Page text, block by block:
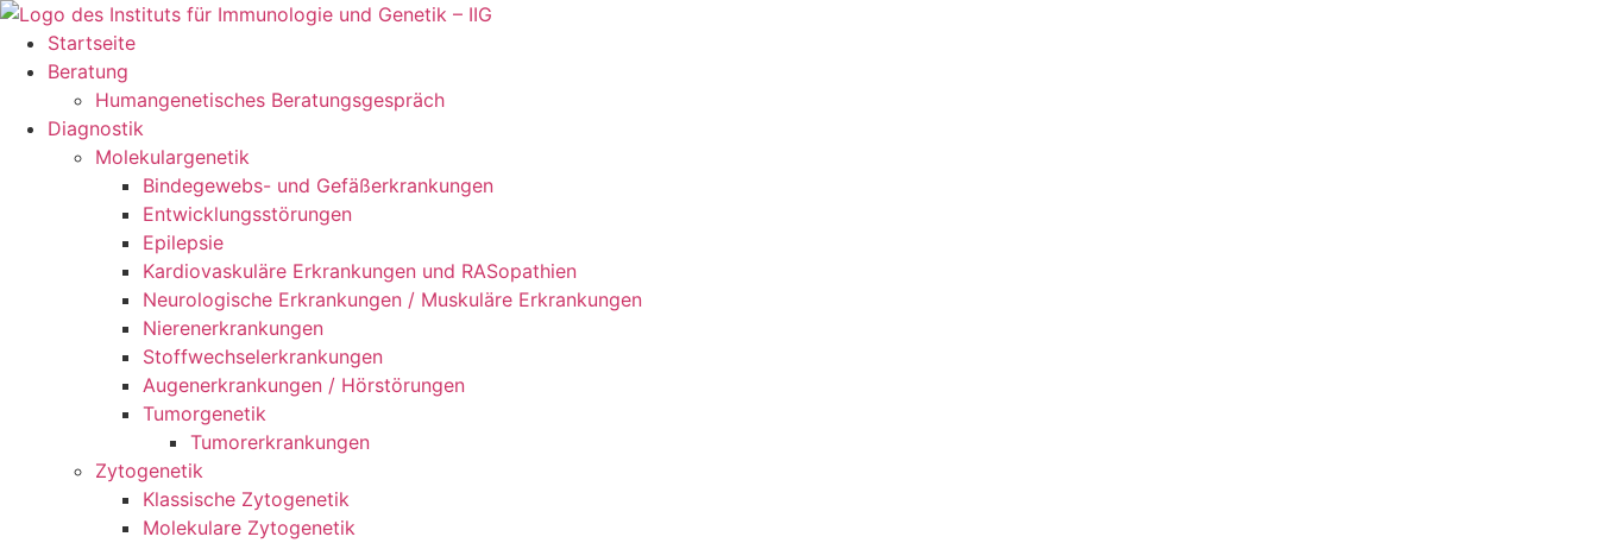
Zum
Inhalt
springen
Startseite
Beratung
Humangenetisches Beratungsgespräch
Diagnostik
Molekulargenetik
Bindegewebs- und Gefäßerkrankungen
Entwicklungsstörungen
Epilepsie
Kardiovaskuläre Erkrankungen und RASopathien
Neurologische Erkrankungen / Muskuläre Erkrankungen
Nierenerkrankungen
Stoffwechselerkrankungen
Augenerkrankungen / Hörstörungen
Tumorgenetik
Tumorerkrankungen
Zytogenetik
Klassische Zytogenetik
Molekulare Zytogenetik